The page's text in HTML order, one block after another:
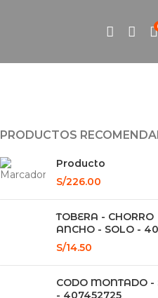
PRODUCTOS
Producto
S/226.00
TOBERA - CHORRO
ANCHO - SOLO -
S/14.50
CODO MONTADO -
- 407452725